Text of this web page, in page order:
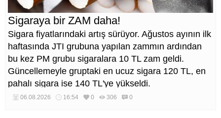
Sigaraya bir ZAM daha!
Sigara fiyatlarındaki artış sürüyor. Ağustos ayının ilk
haftasında JTI grubuna yapılan zammın ardından
bu kez PM grubu sigaralara 10 TL zam geldi.
Güncellemeyle gruptaki en ucuz sigara 120 TL, en
pahalı sigara ise 140 TL'ye yükseldi.
06.08.2026 16:54 0 306 0